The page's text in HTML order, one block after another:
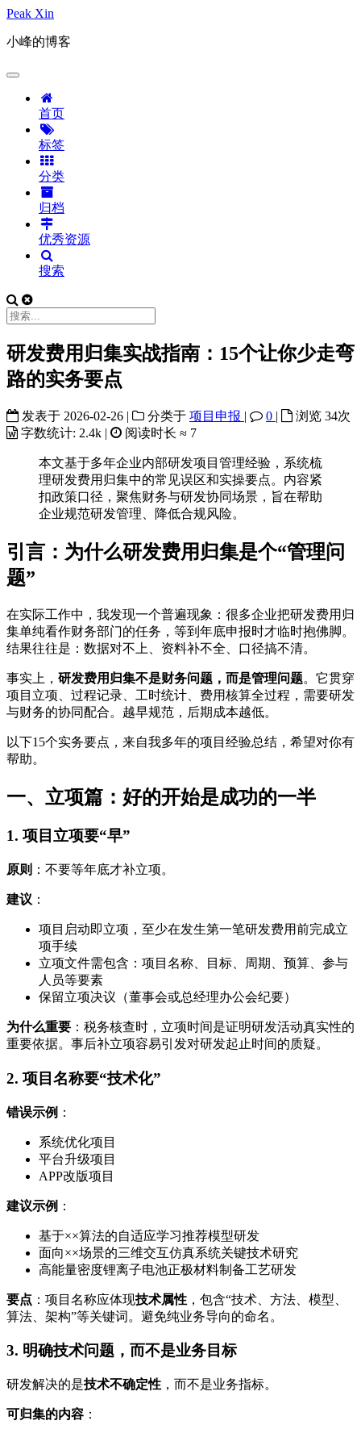
Peak Xin
小峰的博客
首页
标签
分类
归档
优秀资源
搜索
研发费用归集实战指南：15个让你少走弯
路的实务要点
发表于 2026-02-26 | 分类于 项目申报 | 0 | 浏览 34次
字数统计: 2.4k | 阅读时长 ≈ 7
本文基于多年企业内部研发项目管理经验，系统梳
理研发费用归集中的常见误区和实操要点。内容紧
扣政策口径，聚焦财务与研发协同场景，旨在帮助
企业规范研发管理、降低合规风险。
引言：为什么研发费用归集是个“管理问
题”
在实际工作中，我发现一个普遍现象：很多企业把研发费用归
集单纯看作财务部门的任务，等到年底申报时才临时抱佛脚。
结果往往是：数据对不上、资料补不全、口径搞不清。
事实上， 研发费用归集不是财务问题，而是管理问题。它贯穿
项目立项、过程记录、工时统计、费用核算全过程，需要研发
与财务的协同配合。越早规范，后期成本越低。
以下15个实务要点，来自我多年的项目经验总结，希望对你有
帮助。
一、立项篇：好的开始是成功的一半
1. 项目立项要“早”
原则 ：不要等年底才补立项。
建议 ：
项目启动即立项，至少在发生第一笔研发费用前完成立
项手续
立项文件需包含：项目名称、目标、周期、预算、参与
人员等要素
保留立项决议（董事会或总经理办公会纪要）
为什么重要 ：税务核查时，立项时间是证明研发活动真实性的
重要依据。事后补立项容易引发对研发起止时间的质疑。
2. 项目名称要“技术化”
错误示例 ：
系统优化项目
平台升级项目
APP改版项目
建议示例 ：
基于××算法的自适应学习推荐模型研发
面向××场景的三维交互仿真系统关键技术研究
高能量密度锂离子电池正极材料制备工艺研发
要点 ：项目名称应体现技术属性 ，包含“技术、方法、模型、
算法、架构”等关键词。避免纯业务导向的命名。
3. 明确技术问题，而不是业务目标
研发解决的是技术不确定性 ，而不是业务指标。
可归集的内容 ：